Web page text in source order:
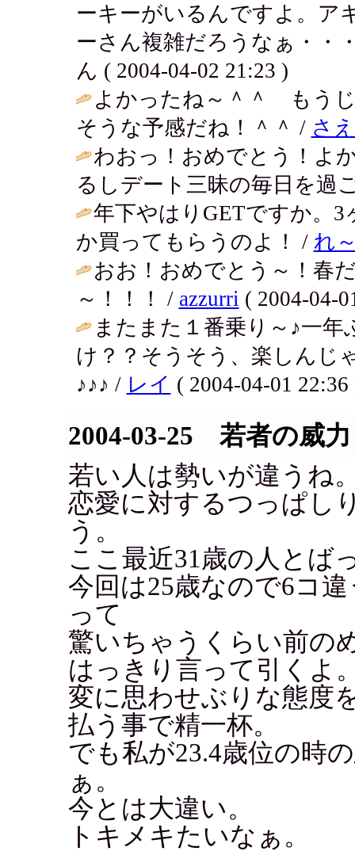
ーキーがいるんですよ。ア
ーさん複雑だろうなぁ・・
ん ( 2004-04-02 21:23 )
よかったね～＾＾ もう
そうな予感だね！＾＾ / さ
わおっ！おめでとう！よ
るしデート三昧の毎日を過
年下やはりGETですか。
か買ってもらうのよ！ / れ
おお！おめでとう～！春
～！！！ / azzurri ( 2004-04-
またまた１番乗り～♪一
け？？そうそう、楽しんじ
♪♪♪ / レイ ( 2004-04-01 22:36
2004-03-25 若者の威力
若い人は勢いが違うね
恋愛に対するつっぱし
う。
ここ最近31歳の人とば
今回は25歳なので6コ
って
驚いちゃうくらい前の
はっきり言って引くよ
変に思わせぶりな態度
払う事で精一杯。
でも私が23.4歳位の時
ぁ。
今とは大違い。
トキメキたいなぁ。